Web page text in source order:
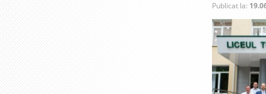
Publicat la: